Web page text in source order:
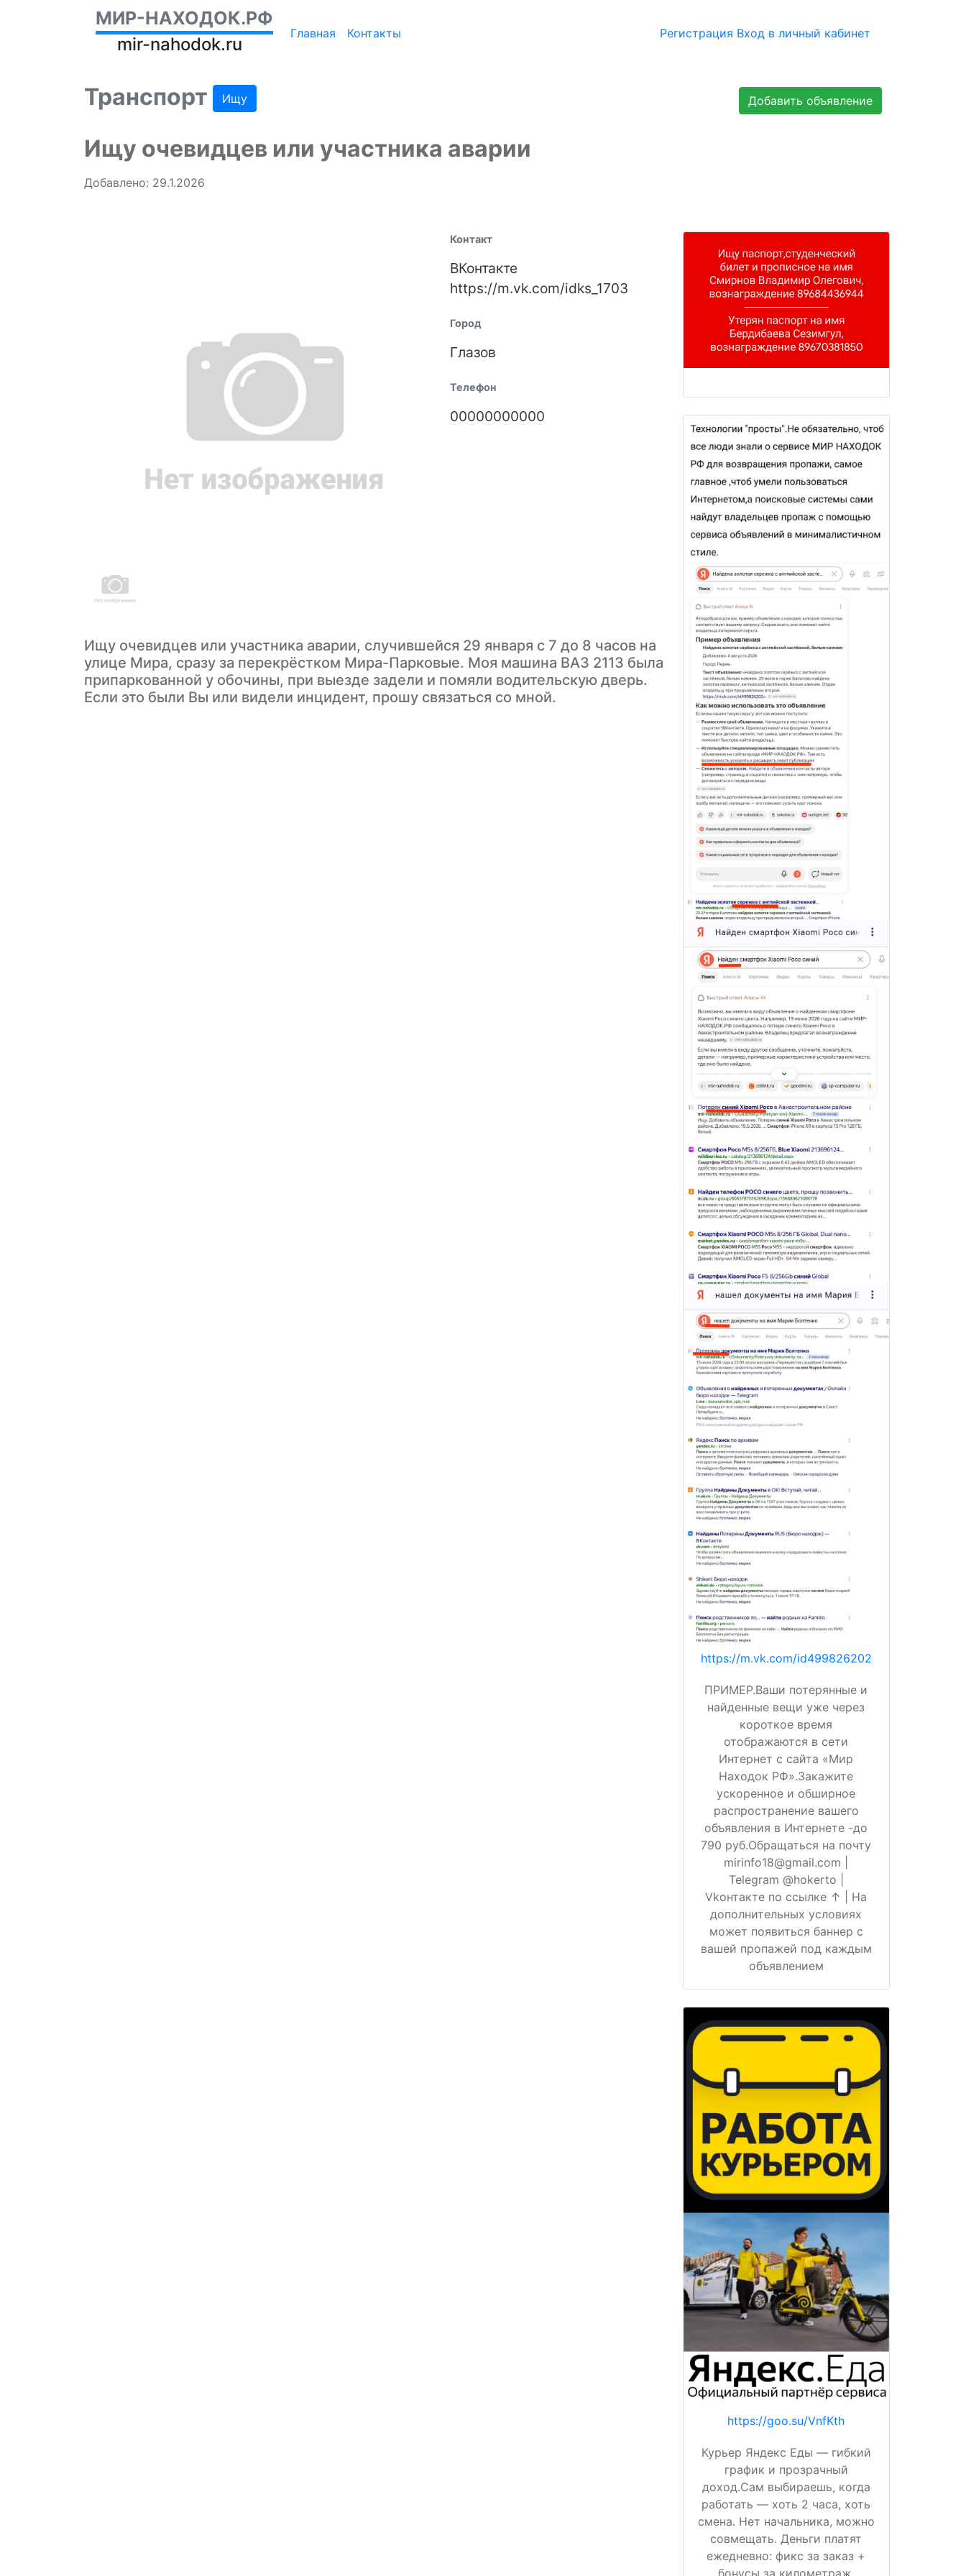
МИР-НАХОДОК.РФ
mir-nahodok.ru
Главная Контакты Регистрация Вход в личный кабинет
Транспорт Ищу Добавить объявление
Ищу очевидцев или участника аварии
Добавлено: 29.1.2026
Контакт
ВКонтакте
https://m.vk.com/idks_1703
Город
Глазов
Телефон
00000000000
Ищу очевидцев или участника аварии, случившейся 29 января с 7 до 8 часов на
улице Мира, сразу за перекрёстком Мира-Парковые. Моя машина ВАЗ 2113 была
припаркованной у обочины, при выезде задели и помяли водительскую дверь.
Если это были Вы или видели инцидент, прошу связаться со мной.
https://m.vk.com/id499826202
ПРИМЕР.Ваши потерянные и
найденные вещи уже через
короткое время
отображаются в сети
Интернет с сайта «Мир
Находок РФ».Закажите
ускоренное и обширное
распространение вашего
объявления в Интернете -до
790 руб.Обращаться на почту
mirinfo18@gmail.com |
Telegram @hokerto |
Vkонтакте по ссылке ↑ | На
дополнительных условиях
может появиться баннер с
вашей пропажей под каждым
объявлением
https://goo.su/VnfKth
Курьер Яндекс Еды — гибкий
график и прозрачный
доход.Сам выбираешь, когда
работать — хоть 2 часа, хоть
смена. Нет начальника, можно
совмещать. Деньги платят
ежедневно: фикс за заказ +